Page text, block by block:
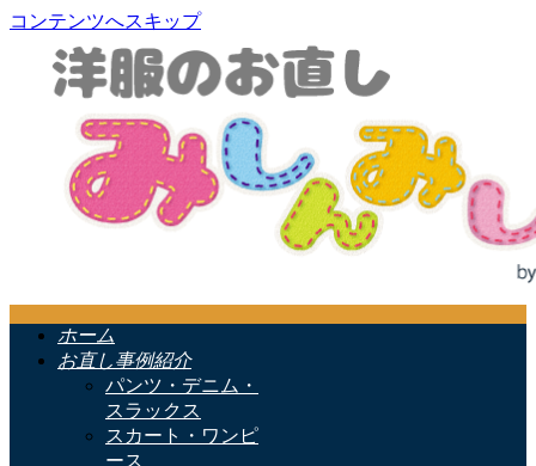
コンテンツへスキップ
ホーム
お直し事例紹介
パンツ・デニム・
スラックス
スカート・ワンピ
ース